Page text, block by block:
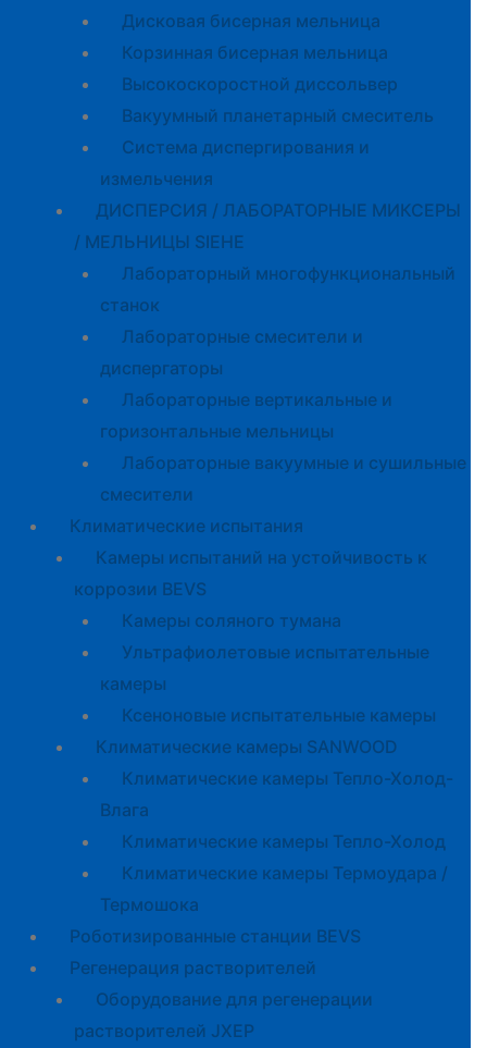
Дисковая бисерная мельница
Корзинная бисерная мельница
Высокоскоростной диссольвер
Вакуумный планетарный смеситель
Система диспергирования и
измельчения
ДИСПЕРСИЯ / ЛАБОРАТОРНЫЕ МИКСЕРЫ
/ МЕЛЬНИЦЫ SIEHE
Лабораторный многофункциональный
станок
Лабораторные смесители и
диспергаторы
Лабораторные вертикальные и
горизонтальные мельницы
Лабораторные вакуумные и сушильные
смесители
Климатические испытания
Камеры испытаний на устойчивость к
коррозии BEVS
Камеры соляного тумана
Ультрафиолетовые испытательные
камеры
Ксеноновые испытательные камеры
Климатические камеры SANWOOD
Климатические камеры Тепло-Холод-
Влага
Климатические камеры Тепло-Холод
Климатические камеры Термоудара /
Термошока
Роботизированные станции BEVS
Регенерация растворителей
Оборудование для регенерации
растворителей JXEP